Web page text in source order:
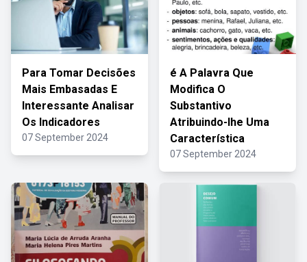
Para Tomar Decisões
Mais Embasadas E
Interessante Analisar
Os Indicadores
07 September 2024
é A Palavra Que
Modifica O
Substantivo
Atribuindo-lhe Uma
Característica
07 September 2024